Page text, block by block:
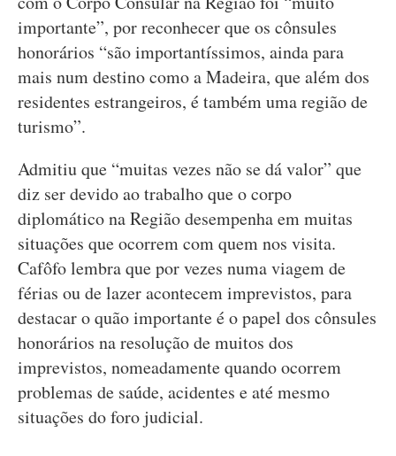
importante”, por reconhecer que os cônsules
honorários “são importantíssimos, ainda para
mais num destino como a Madeira, que além dos
residentes estrangeiros, é também uma região de
turismo”.
Admitiu que “muitas vezes não se dá valor” que
diz ser devido ao trabalho que o corpo
diplomático na Região desempenha em muitas
situações que ocorrem com quem nos visita.
Cafôfo lembra que por vezes numa viagem de
férias ou de lazer acontecem imprevistos, para
destacar o quão importante é o papel dos cônsules
honorários na resolução de muitos dos
imprevistos, nomeadamente quando ocorrem
problemas de saúde, acidentes e até mesmo
situações do foro judicial.